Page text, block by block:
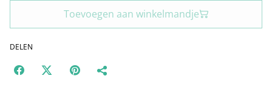
Toevoegen aan winkelmandje
DELEN